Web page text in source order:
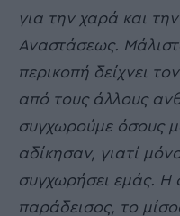
για την χαρά και
Αναστάσεως.
περικοπή δείχνει
από τους άλλους
συγχωρούμε όσους
αδίκησαν, γιατί
συγχωρήσει εμάς. Η
παράδεισος, το